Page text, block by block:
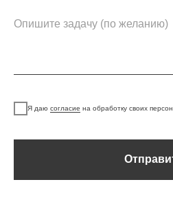
Я даю согласие на обработку своих